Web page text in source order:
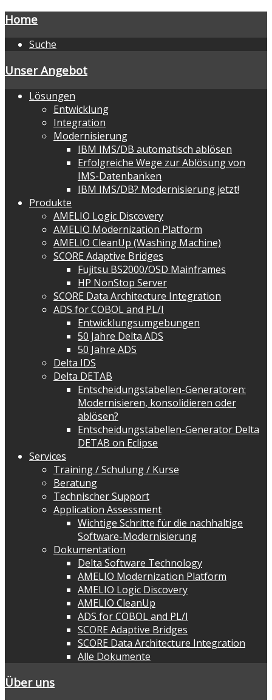
Home
Suche
Unser Angebot
Lösungen
Entwicklung
Integration
Modernisierung
IBM IMS/DB automatisch ablösen
Erfolgreiche Wege zur Ablösung von
IMS-Datenbanken
IBM IMS/DB? Modernisierung jetzt!
Produkte
AMELIO Logic Discovery
AMELIO Modernization Platform
AMELIO CleanUp (Washing Machine)
SCORE Adaptive Bridges
Fujitsu BS2000/OSD Mainframes
HP NonStop Server
SCORE Data Architecture Integration
ADS for COBOL and PL/I
Entwicklungsumgebungen
50 Jahre Delta ADS
50 Jahre ADS
Delta IDS
Delta DETAB
Entscheidungstabellen-Generatoren:
Modernisieren, konsolidieren oder
ablösen?
Entscheidungstabellen-Generator Delta
DETAB on Eclipse
Services
Training / Schulung / Kurse
Beratung
Technischer Support
Application Assessment
Wichtige Schritte für die nachhaltige
Software-Modernisierung
Dokumentation
Delta Software Technology
AMELIO Modernization Platform
AMELIO Logic Discovery
AMELIO CleanUp
ADS for COBOL and PL/I
SCORE Adaptive Bridges
SCORE Data Architecture Integration
Alle Dokumente
Über uns